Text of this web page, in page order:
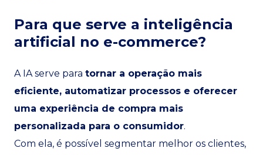
Para que serve a inteligência
artificial no e-commerce?
A IA serve para tornar a operação mais
eficiente, automatizar processos e oferecer
uma experiência de compra mais
personalizada para o consumidor.
Com ela, é possível segmentar melhor os clientes,